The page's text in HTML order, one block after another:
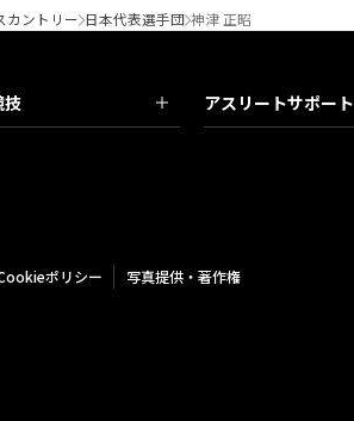
カントリー 日本代表選手団 神津 正昭
技 アスリートサポート
ポリシー 写真提供・著作権